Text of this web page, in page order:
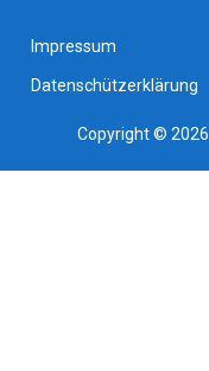
Impressum
Datenschützerklärung
Copyright ©